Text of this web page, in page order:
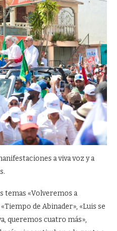
a viva voz y a
temas «Volveremos a
«Tiempo de Abinader», «Luis se
queremos cuatro más»,